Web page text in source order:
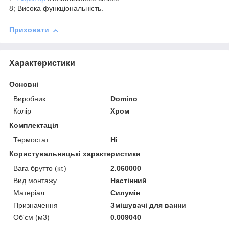
8; Висока функціональність.
Приховати
Характеристики
Основні
Виробник
Domino
Колір
Хром
Комплектація
Термостат
Ні
Користувальницькі характеристики
Вага брутто (кг.)
2.060000
Вид монтажу
Настінний
Матеріал
Силумін
Призначення
Змішувачі для ванни
Об'єм (м3)
0.009040